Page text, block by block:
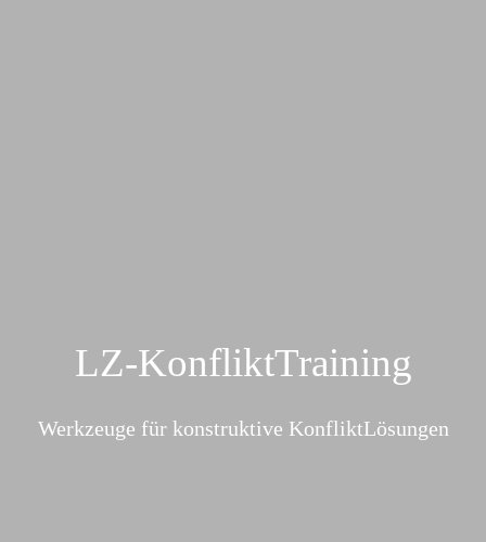
LZ-KonfliktTraining
Werkzeuge für konstruktive KonfliktLösungen